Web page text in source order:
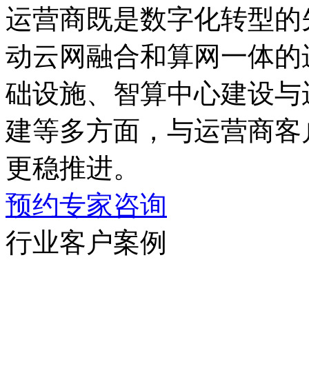
运营商既是数字化转型的
动云网融合和算网一体的
础设施、智算中心建设
建等多方面，与运营商客
更稳推进。
预约专家咨询
行业客户案例